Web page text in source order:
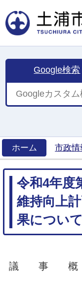
Google検索
ホーム
市政情
令和4年度
維持向上
果について
議 事